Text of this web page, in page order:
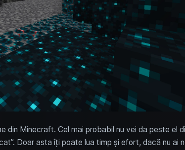
din Minecraft. Cel mai probabil nu vei da peste el
Doar asta îți poate lua timp și efort, dacă nu ai